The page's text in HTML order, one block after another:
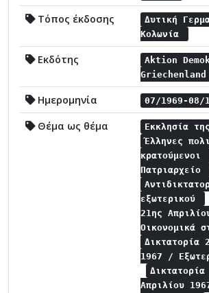
Τόπος έκδοσης
Δυτική
Κολωνία
Εκδότης
Aktion
Griechenland
Ημερομηνία 07/1969-08/
Θέμα ως θέμα
Εκκλησία
Έλληνες
κρατούμενοι
Πατριαρχείο
εξωτερικού
21ης
Οικονομικά
Δικτατορία
1967 /
Δικτατορία
Απριλίου